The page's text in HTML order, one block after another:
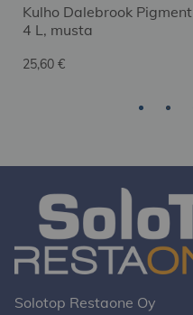
Kulho Dalebrook Pigment
4 L, musta
25,60 €
Solotop Restaone Oy